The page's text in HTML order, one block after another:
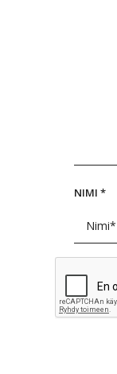
NIMI *